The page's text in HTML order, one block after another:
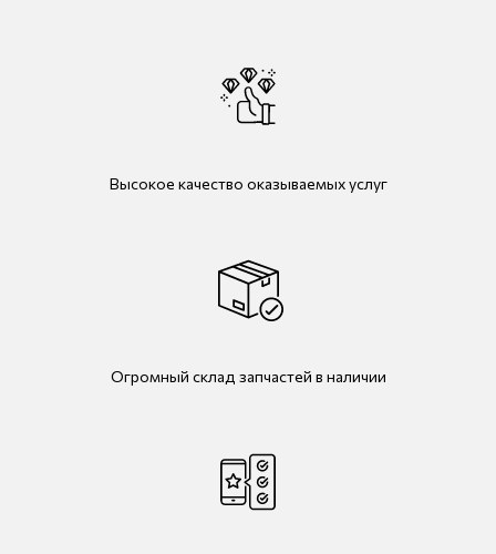
Высокое качество оказываемых услуг
Огромный склад запчастей в наличии